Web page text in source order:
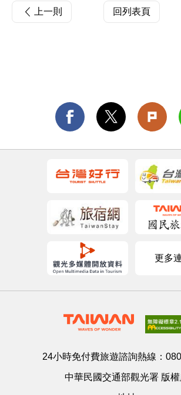
上一則 回列表頁
更多
24小時免付費旅遊諮詢熱線：
中華民國交通部觀光署 版